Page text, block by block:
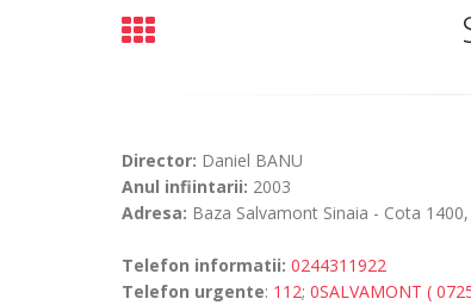
Director: Daniel BANU
Anul infiintarii: 2003
Adresa: Baza Salvamont Sinaia - Cota
Telefon informatii: 0244311922
Telefon urgente: 112; 0SALVAMONT (